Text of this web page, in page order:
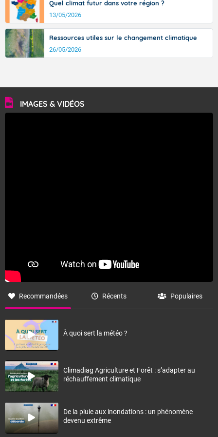
Quel climat futur dans votre région ?
13/05/2026
Ressources utiles sur le changement climatique
26/05/2026
IMAGES & VIDÉOS
Recommandées Récents Populaires
À quoi sert la météo ?
Climadiag Agriculture et Forêt : s’adapter au
réchauffement climatique
De la pluie aux inondations : un phénomène
devenu extrême